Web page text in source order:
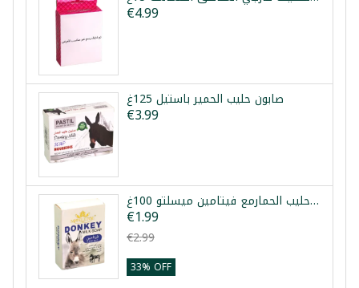
€4.99
صابون حليب الحمير باستيل 125غ
€3.99
صابون حليب الحمارمع فيتامين ميسلتو 100غ
€1.99
€2.99
33% OFF